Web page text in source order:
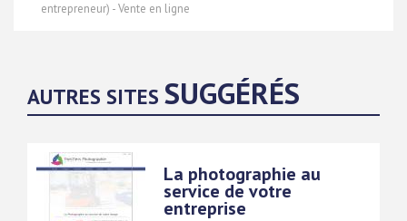
entrepreneur) - Vente en ligne
AUTRES SITES SUGGÉRÉS
La photographie au
service de votre
entreprise